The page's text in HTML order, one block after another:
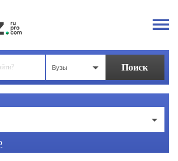
Вузы